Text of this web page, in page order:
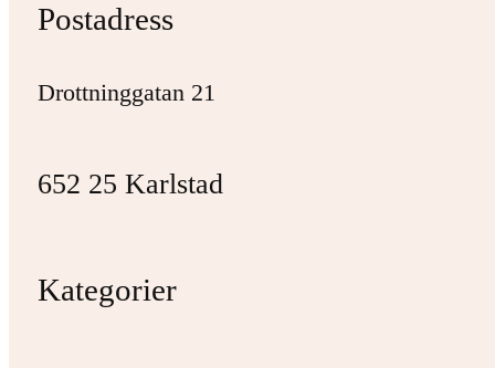
Postadress
Drottninggatan 21
652 25 Karlstad
Kategorier